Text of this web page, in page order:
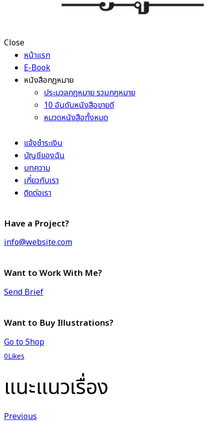
Close
หน้าแรก
E-Book
หนังสือกฎหมาย
ประมวลกฎหมาย รวมกฎหมาย
10 อันดับหนังสือขายดี
หมวดหนังสือทั้งหมด
แจ้งชำระเงิน
บัญชีของฉัน
บทความ
เกี่ยวกับเรา
ติดต่อเรา
Have a Project?
info@website.com
Want to Work With Me?
Send Brief
Want to Buy Illustrations?
Go to Shop
0Likes
แนะแนวเรื่อง
Previous